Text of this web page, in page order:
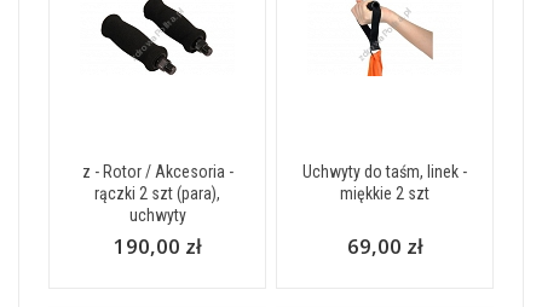
z - Rotor / Akcesoria -
rączki 2 szt (para),
uchwyty
190,00 zł
Uchwyty do taśm, linek -
miękkie 2 szt
69,00 zł